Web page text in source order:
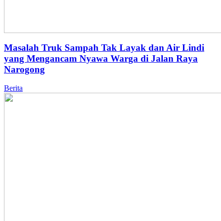
Masalah Truk Sampah Tak Layak dan Air Lindi
yang Mengancam Nyawa Warga di Jalan Raya
Narogong
Berita